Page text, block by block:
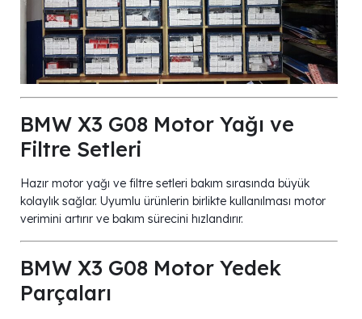
BMW X3 G08 Motor Yağı ve
Filtre Setleri
Hazır motor yağı ve filtre setleri bakım sırasında büyük
kolaylık sağlar. Uyumlu ürünlerin birlikte kullanılması motor
verimini artırır ve bakım sürecini hızlandırır.
BMW X3 G08 Motor Yedek
Parçaları